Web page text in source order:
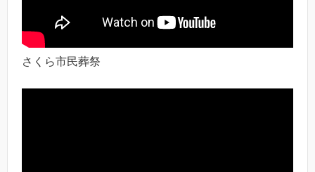
さくら市民葬祭